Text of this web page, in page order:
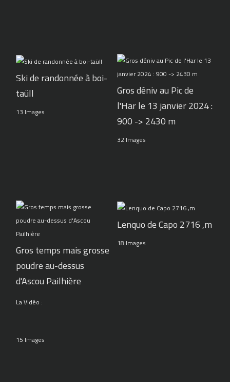
Ski de randonnée à boi-
taüll
13 Images
Gros déniv au Pic de
l'Har le 13 janvier 2024 :
900 -> 2430 m
32 Images
Gros temps mais grosse
poudre au-dessus
d'Ascou Pailhière
La Vidéo :
15 Images
Lenquo de Capo 2716 ,m
18 Images